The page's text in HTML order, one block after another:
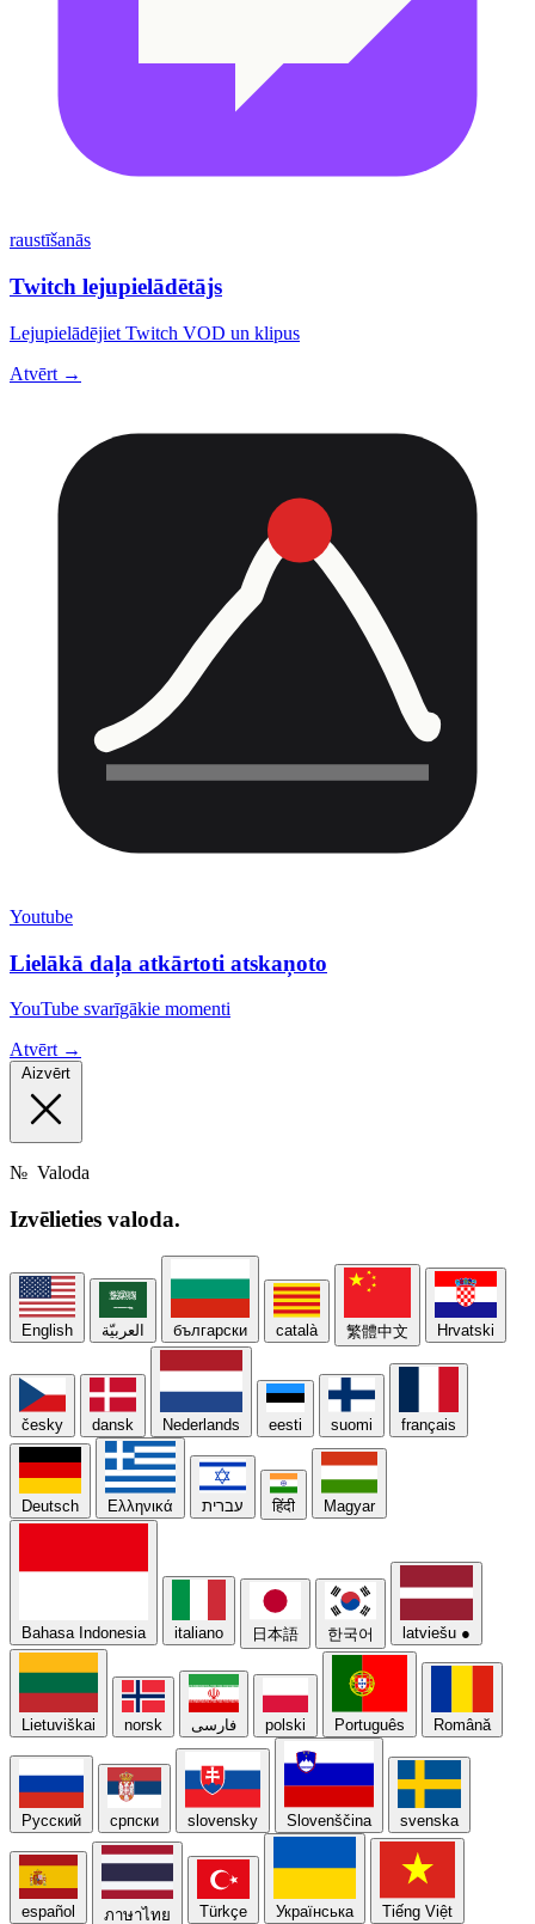
raustīšanās
Twitch lejupielādētājs
Lejupielādējiet Twitch VOD un klipus
Atvērt →
Youtube
Lielākā daļa atkārtoti atskaņoto
YouTube svarīgākie momenti
Atvērt →
Aizvērt
№ Valoda
Izvēlieties valoda.
English العربيّة български català 繁體中文 Hrvatski
česky dansk Nederlands eesti suomi français
Deutsch Ελληνικά עברית हिंदी Magyar
Bahasa Indonesia italiano 日本語 한국어 latviešu ●
Lietuviškai norsk فارسی polski Português Română
Русский српски slovensky Slovenščina svenska
español ภาษาไทย Türkçe Українська Tiếng Việt